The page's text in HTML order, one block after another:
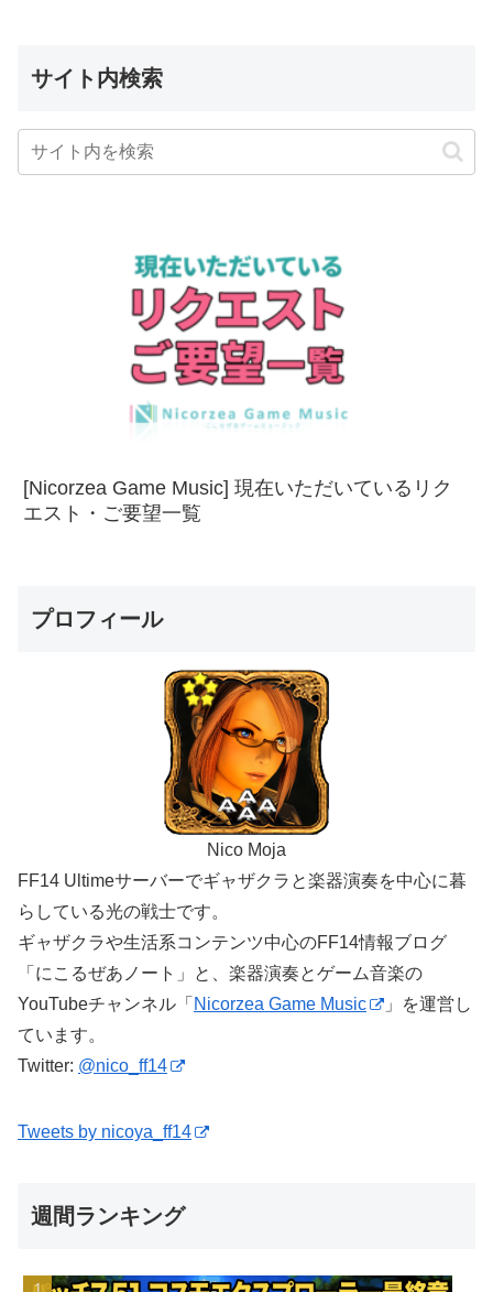
サイト内検索
[Nicorzea Game Music] 現在いただいているリク
エスト・ご要望一覧
プロフィール
Nico Moja
FF14 Ultimeサーバーでギャザクラと楽器演奏を中心に暮
らしている光の戦士です。
ギャザクラや生活系コンテンツ中心のFF14情報ブログ
「にこるぜあノート」と、楽器演奏とゲーム音楽の
YouTubeチャンネル「 Nicorzea Game Music
」を運営し
ています。
Twitter: @nico_ff14
Tweets by nicoya_ff14
週間ランキング